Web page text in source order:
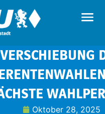
VERSCHIEBUNG
Oktober 28, 2025